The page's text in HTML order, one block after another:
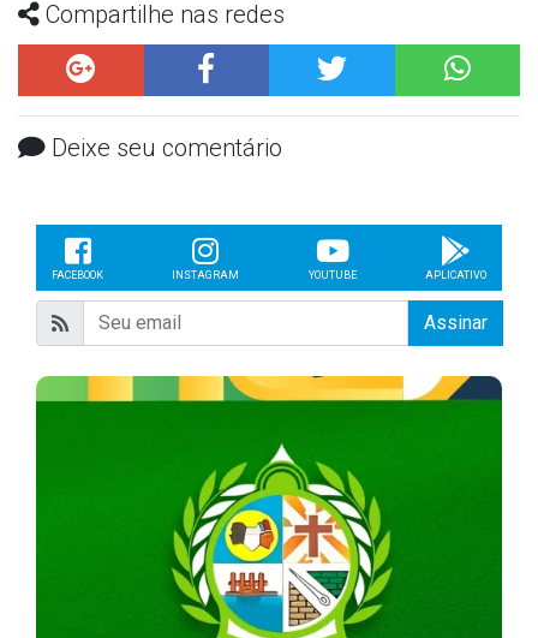
Compartilhe nas redes
Deixe seu comentário
FACEBOOK INSTAGRAM YOUTUBE APLICATIVO
Assinar